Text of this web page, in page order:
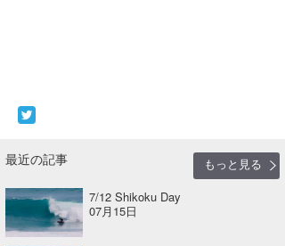
最近の記事
もっと見る
7/12 Shikoku Day
07月15日